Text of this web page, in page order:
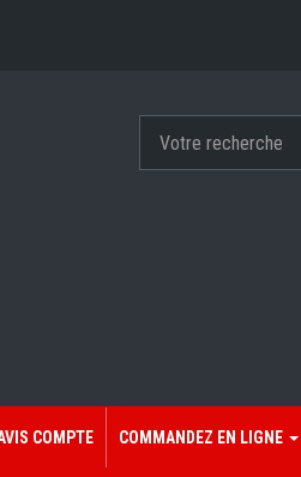
COMPTE COMMANDEZ EN LIGNE